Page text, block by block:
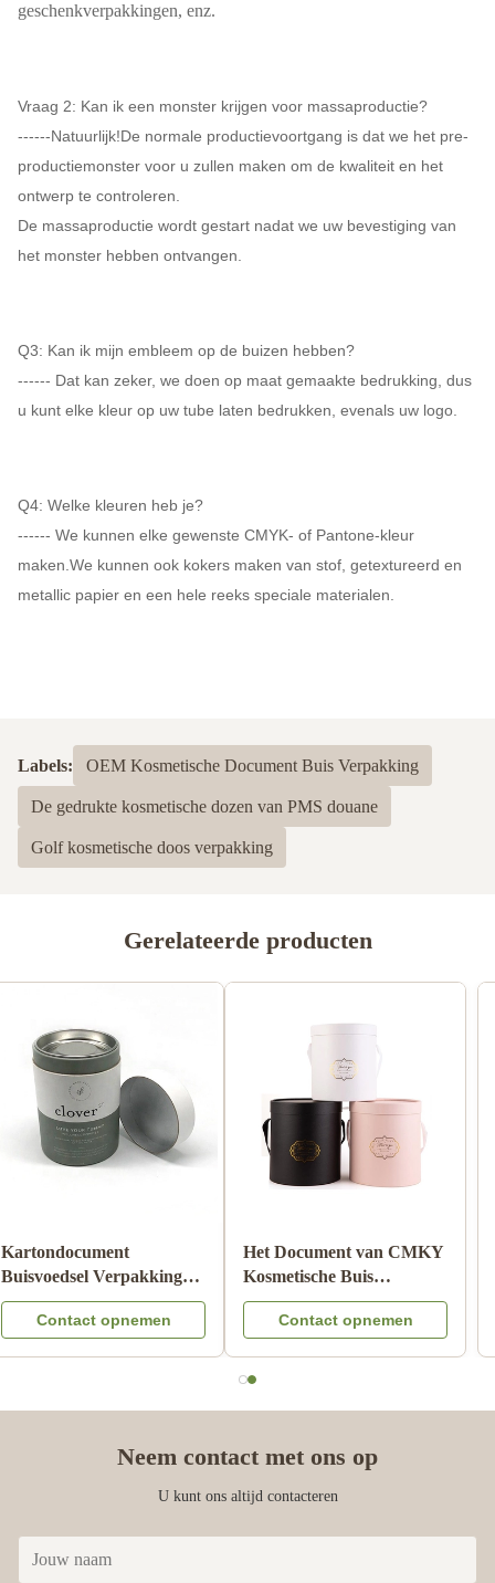
geschenkverpakkingen, enz.
Vraag 2: Kan ik een monster krijgen voor massaproductie?
------Natuurlijk!De normale productievoortgang is dat we het pre-
productiemonster voor u zullen maken om de kwaliteit en het
ontwerp te controleren.
De massaproductie wordt gestart nadat we uw bevestiging van
het monster hebben ontvangen.
Q3: Kan ik mijn embleem op de buizen hebben?
------ Dat kan zeker, we doen op maat gemaakte bedrukking, dus
u kunt elke kleur op uw tube laten bedrukken, evenals uw logo.
Q4: Welke kleuren heb je?
------ We kunnen elke gewenste CMYK- of Pantone-kleur
maken.We kunnen ook kokers maken van stof, getextureerd en
metallic papier en een hele reeks speciale materialen.
Labels: OEM Kosmetische Document Buis Verpakking
De gedrukte kosmetische dozen van PMS douane
Golf kosmetische doos verpakking
Gerelateerde producten
Cilinder Golfdocument
Buis Pantone die
Kindveilig Matte
Lamination drukken
Contact opnemen
Kartondocument
Buisvoedsel Verpakking
met de Kleur Logo
Embossed van het
Contact opnemen
Neem contact met ons op
U kunt ons altijd contacteren